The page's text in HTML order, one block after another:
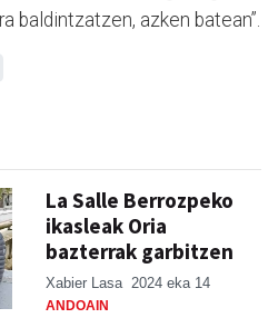
baldintzatzen, azken batean”.
La Salle Berrozpeko
ikasleak Oria
bazterrak garbitzen
Xabier Lasa 2024 eka 14
ANDOAIN